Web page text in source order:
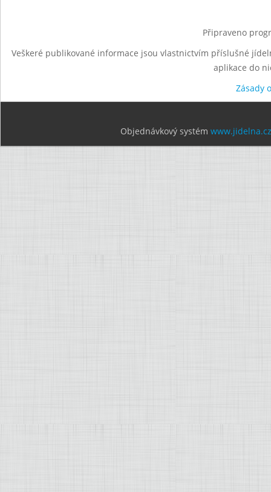
Připraveno
Veškeré publikované informace jsou vlastnictvím příslušné
aplikace do
Zásady
Objednávkový systém www.jidelna.cz